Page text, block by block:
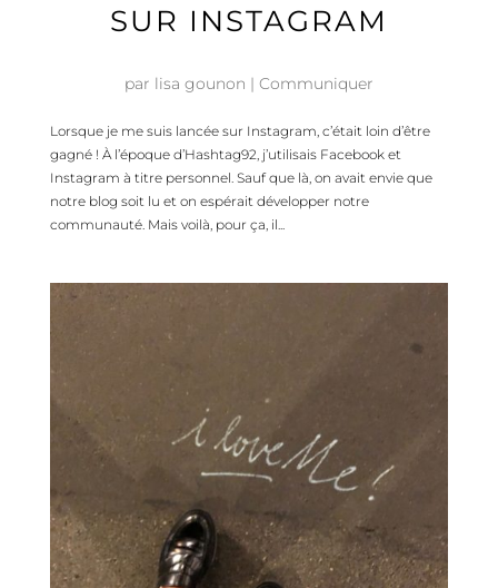
SUR INSTAGRAM
par lisa gounon | Communiquer
Lorsque je me suis lancée sur Instagram, c’était loin d’être
gagné ! À l’époque d’Hashtag92, j’utilisais Facebook et
Instagram à titre personnel. Sauf que là, on avait envie que
notre blog soit lu et on espérait développer notre
communauté. Mais voilà, pour ça, il...